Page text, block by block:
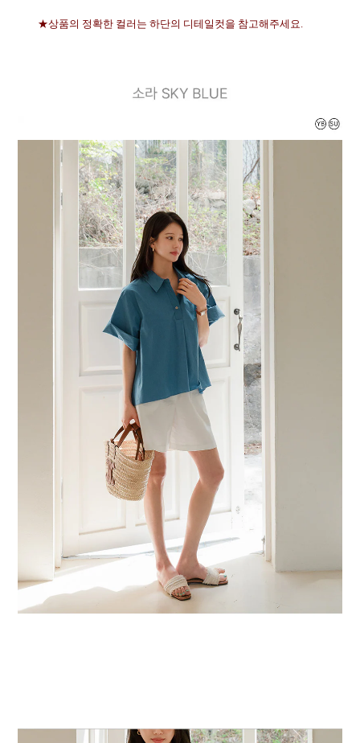
★상품의 정확한 컬러는 하단의 디테일컷을 참고해주세요.